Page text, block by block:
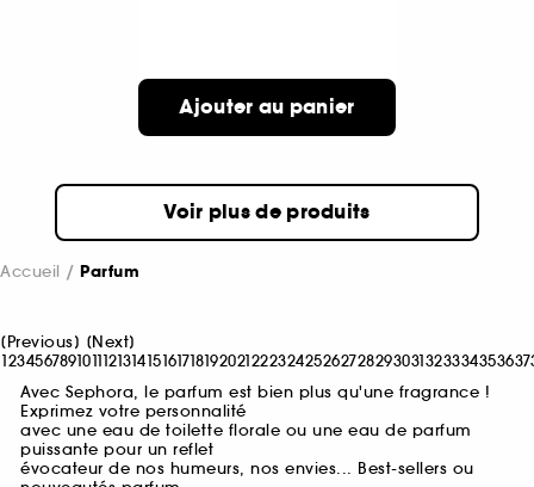
Ajouter au panier
Voir plus de produits
Accueil Parfum
[Previous] [Next]
12345678910111213141516171819202122232425262728293031323334353637
Avec Sephora, le parfum est bien plus qu'une fragrance !
Exprimez votre personnalité
avec une eau de toilette florale ou une eau de parfum
puissante pour un reflet
évocateur de nos humeurs, nos envies... Best-sellers ou